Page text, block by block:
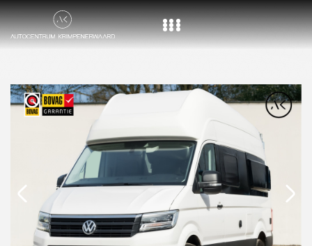
Over ons
Vacature
Contact